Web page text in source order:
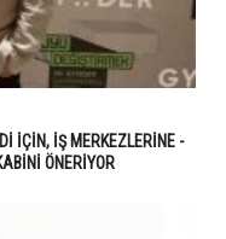
İÇİN, İŞ MERKEZLERİNE -
ÖNERİYOR